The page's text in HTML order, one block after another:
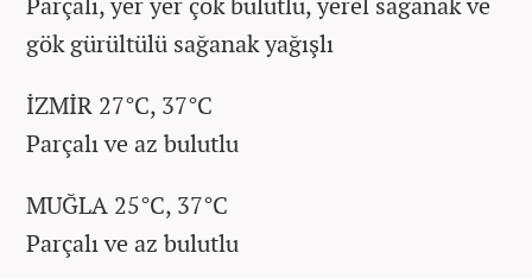
gök gürültülü sağanak yağışlı
İZMİR 27°C, 37°C
Parçalı ve az bulutlu
MUĞLA 25°C, 37°C
Parçalı ve az bulutlu